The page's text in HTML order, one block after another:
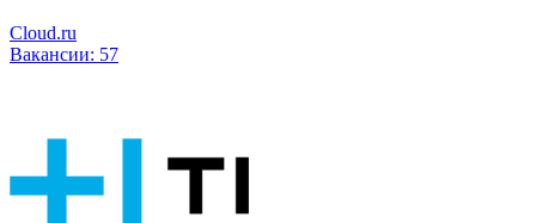
Cloud.ru
Вакансии: 57